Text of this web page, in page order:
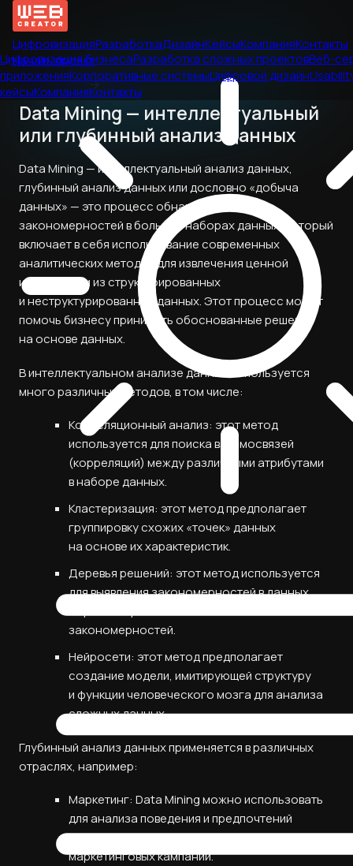
ЦифровизацияРазработкаДизайнКейсыКомпанияКонтакты
Начать проект
Цифровизация бизнесаРазработка сложных проектовВеб-
приложенияКорпоративные системыЦифровой дизайн
кейсыКомпанияКонтакты
Web Creator→Статьи
Data Mining — интеллектуальный
или глубинный анализ данных
Data Mining — интеллектуальный анализ данных,
глубинный анализ данных или дословно «добыча
данных» — это процесс обнаружения
закономерностей в больших наборах данных, который
включает в себя использование современных
аналитических методов для извлечения ценной
информации из структурированных
и неструктурированных данных. Этот процесс может
помочь бизнесу принимать обоснованные решения
на основе данных.
В интеллектуальном анализе данных используется
много различных методов, в том числе:
Корреляционный анализ: этот метод
используется для поиска взаимосвязей
(корреляций) между различными атрибутами
в наборе данных.
Кластеризация: этот метод предполагает
группировку схожих «точек» данных
на основе их характеристик.
Деревья решений: этот метод используется
для выявления закономерностей в данных
закономерностей.
Нейросети: этот метод предполагает
создание модели, имитирующей структуру
и функции человеческого мозга для анализа
сложных данных.
Глубинный анализ данных применяется в различных
отраслях, например:
Маркетинг: Data Mining можно использовать
для анализа поведения и предпочтений
клиентов для создания целевых
маркетинговых кампаний.